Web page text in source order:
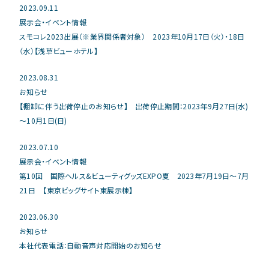
2023.09.11
展示会・イベント情報
スモコレ2023出展（※業界関係者対象） 2023年10月17日（火）・18日
（水）【浅草ビューホテル】
2023.08.31
お知らせ
【棚卸に伴う出荷停止のお知らせ】 出荷停止期間：2023年9月27日(水)
～10月1日(日)
2023.07.10
展示会・イベント情報
第10回 国際ヘルス&ビューティグッズEXPO夏 2023年7月19日～7月
21日 【東京ビッグサイト東展示棟】
2023.06.30
お知らせ
本社代表電話：自動音声対応開始のお知らせ